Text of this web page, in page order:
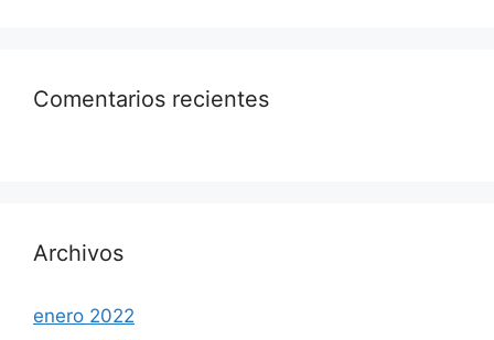
Comentarios recientes
Archivos
enero 2022